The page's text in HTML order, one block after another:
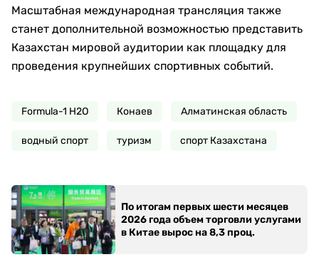
Масштабная международная трансляция также
станет дополнительной возможностью представить
Казахстан мировой аудитории как площадку для
проведения крупнейших спортивных событий.
Formula-1 H2O Конаев Алматинская область
водный спорт туризм спорт Казахстана
По итогам первых шести месяцев
2026 года объем торговли услугами
в Китае вырос на 8,3 проц.